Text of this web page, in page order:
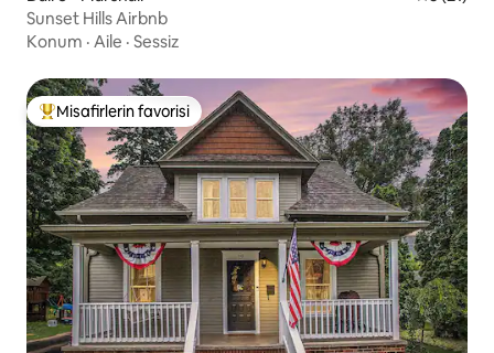
Sunset Hills Airbnb
Konum · Aile · Sessiz
Misafirlerin favorilerinden en beğenilenler arasında
Misafirlerin favorisi